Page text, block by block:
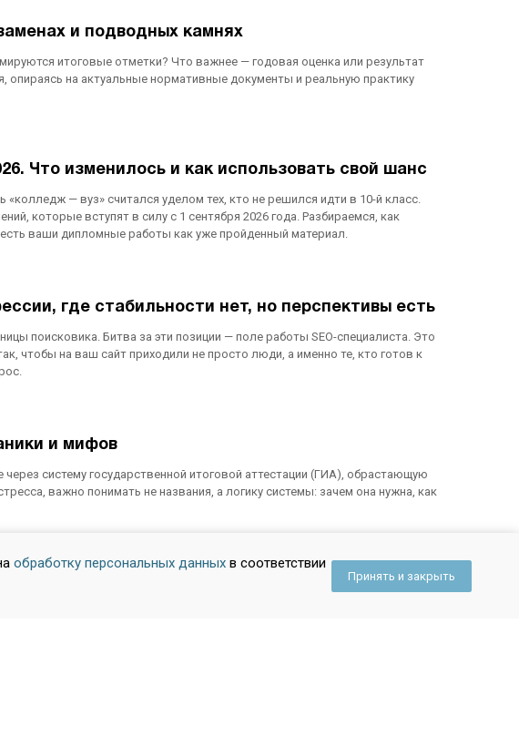
и подводных камнях
итоговые отметки? Что важнее — годовая оценка или результат
на актуальные нормативные документы и реальную практику
Что изменилось и как использовать свой шанс
— вуз» считался уделом тех, кто не решился идти в 10-й класс.
которые вступят в силу с 1 сентября 2026 года. Разбираемся, как
ваши дипломные работы как уже пройденный материал.
где стабильности нет, но перспективы есть
поисковика. Битва за эти позиции — поле работы SEO-специалиста. Это
чтобы на ваш сайт приходили не просто люди, а именно те, кто готов к
и мифов
систему государственной итоговой аттестации (ГИА), обрастающую
важно понимать не названия, а логику системы: зачем она нужна, как
но неоправданная нагрузка?
обработку персональных данных в соответствии
Принять и закрыть